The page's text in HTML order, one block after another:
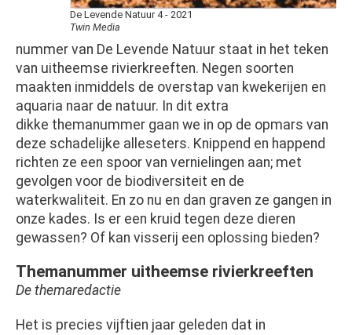
De Levende Natuur 4 - 2021
Twin Media
nummer van De Levende Natuur staat in het teken
van uitheemse rivierkreeften. Negen soorten
maakten inmiddels de overstap van kwekerijen en
aquaria naar de natuur. In dit extra
dikke themanummer gaan we in op de opmars van
deze schadelijke alleseters. Knippend en happend
richten ze een spoor van vernielingen aan; met
gevolgen voor de biodiversiteit en de
waterkwaliteit. En zo nu en dan graven ze gangen in
onze kades. Is er een kruid tegen deze dieren
gewassen? Of kan visserij een oplossing bieden?
Themanummer uitheemse rivierkreeften
De themaredactie
Het is precies vijftien jaar geleden dat in